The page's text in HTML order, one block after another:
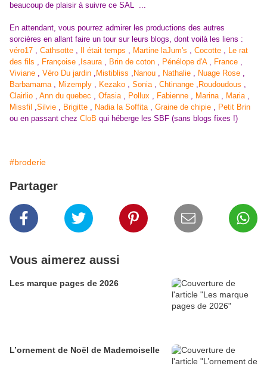
beaucoup de plaisir à suivre ce SAL ...
En attendant, vous pourrez admirer les productions des autres
sorcières en allant faire un tour sur leurs blogs, dont voilà les liens :
véro17 , Cathsotte , Il était temps , Martine laJum's , Cocotte , Le rat
des fils , Françoise , Isaura, Brin de coton , Pénélope d'A, France ,
Viviane , Véro Du jardin , Mistibliss , Nanou , Nathalie , Nuage Rose ,
Barbamama, Mizemply , Kezako , Sonia, Chtinange , Roudoudous ,
Clairlio , Ann du quebec , Ofasia, Pollux , Fabienne , Marina, Maria,
Missfil ,Silvie , Brigitte , Nadia la Soffita, Graine de chipie , Petit Brin
ou en passant chez CloB qui héberge les SBF (sans blogs fixes !)
#broderie
Partager
Vous aimerez aussi
Les marque pages de 2026
L’ornement de Noël de Mademoiselle